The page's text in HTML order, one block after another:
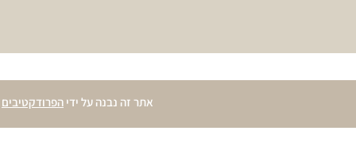
אתר זה נבנה על ידי הפרודקטיבים